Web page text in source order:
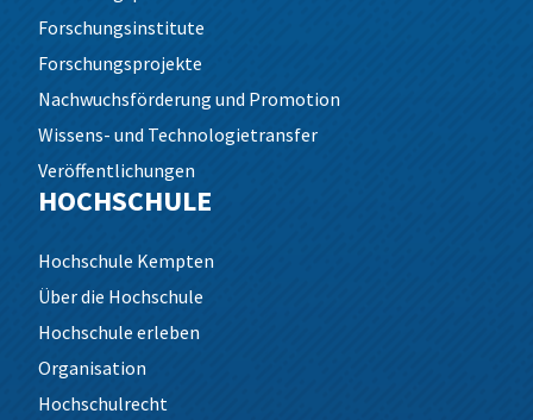
Forschungsinstitute
Forschungsprojekte
Nachwuchsförderung und Promotion
Wissens- und Technologietransfer
Veröffentlichungen
HOCHSCHULE
Hochschule Kempten
Über die Hochschule
Hochschule erleben
Organisation
Hochschulrecht